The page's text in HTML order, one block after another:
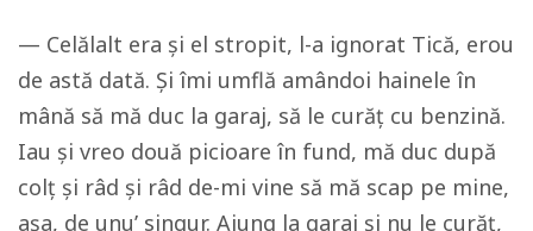
— Celălalt era și el stropit, l-a ignorat Tică, erou
de astă dată. Și îmi umflă amândoi hainele în
mână să mă duc la garaj, să le curăț cu benzină.
Iau și vreo două picioare în fund, mă duc după
colț și râd și râd de-mi vine să mă scap pe mine,
așa, de unu’ singur. Ajung la garaj și nu le curăț,